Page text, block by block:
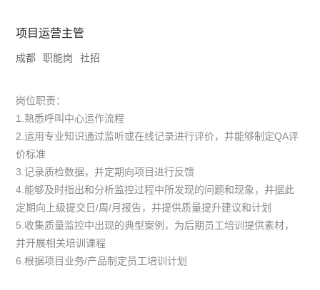
项目运营主管
成都 职能岗 社招
岗位职责：
1.熟悉呼叫中心运作流程
2.运用专业知识通过监听或在线记录进行评价，并能够制定QA评
价标准
3.记录质检数据，并定期向项目进行反馈
4.能够及时指出和分析监控过程中所发现的问题和现象，并据此
定期向上级提交日/周/月报告，并提供质量提升建议和计划
5.收集质量监控中出现的典型案例，为后期员工培训提供素材，
并开展相关培训课程
6.根据项目业务/产品制定员工培训计划